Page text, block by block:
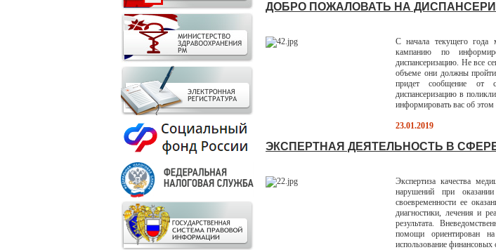
ДОБРО ПОЖАЛОВАТЬ НА
С начала текущего года
кампанию по
диспансеризацию. Не все
объеме они должны
придет сообщение от
диспансеризацию в
информировать вас об этом
23.01.2019
ЭКСПЕРТНАЯ ДЕЯТЕЛЬНОСТЬ В
Экспертиза качества
нарушений при
своевременности ее
диагностики, лечения и
результата.
помощи ориентирован
использование финансовых